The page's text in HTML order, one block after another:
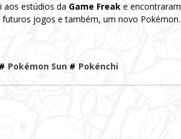
aos estúdios da Game Freak e encontraram
jogos e também, um novo Pokémon.
# Pokémon Sun # Pokénchi